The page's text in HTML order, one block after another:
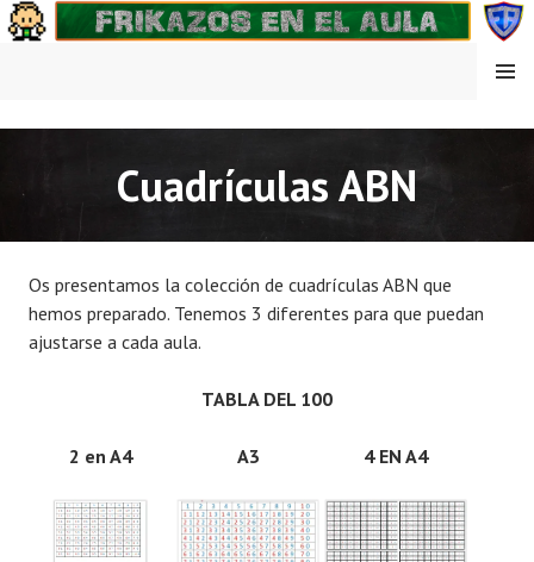
Saltar
al
FRIKAZOS EN EL AULA
MENÚ
Cuadrículas ABN
Os presentamos la colección de cuadrículas ABN que
hemos preparado. Tenemos 3 diferentes para que puedan
ajustarse a cada aula.
TABLA DEL 100
2 en A4 A3 4 EN A4